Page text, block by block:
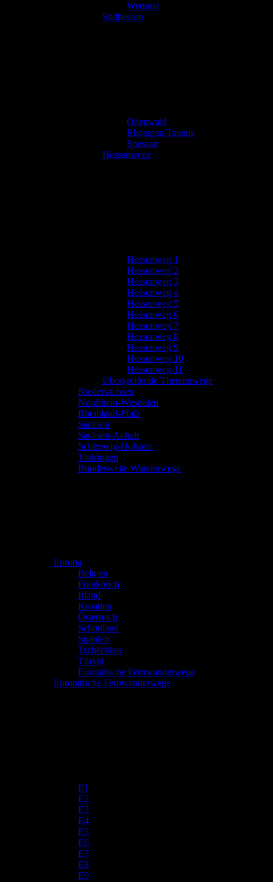
Werratal
Südhessen
Odenwald
Rheingau/Taunus
Spessart
Hessenwege
Hessenweg 1
Hessenweg 2
Hessenweg 3
Hessenweg 4
Hessenweg 5
Hessenweg 6
Hessenweg 7
Hessenweg 8
Hessenweg 9
Hessenweg 10
Hessenweg 11
Übergreifende Themenwege
Niedersachsen
Nordrhein-Westfalen
Rheinland-Pfalz
Sachsen
Sachsen-Anhalt
Schleswig-Holstein
Thüringen
Bundesweite Wanderwege
Europa
Belgien
Frankreich
Irland
Kroatien
Österreich
Schottland
Spanien
Tschechien
Türkei
Europäische Fernwanderwege
Europäische Fernwanderwege
E1
E2
E3
E4
E5
E6
E7
E8
E9